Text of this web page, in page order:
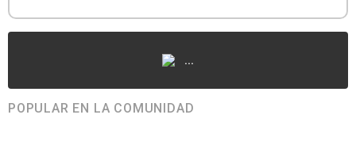
...
POPULAR EN LA COMUNIDAD